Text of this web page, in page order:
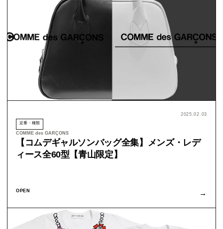
2025.02.03
定番・種類
COMME des GARÇONS
【コムデギャルソンバッグ全集】メンズ・レデ
ィース全60型【青山限定】
OPEN →